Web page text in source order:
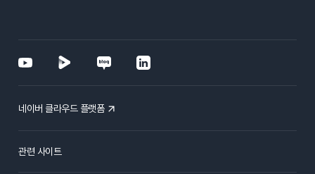
네이버 클라우드 플랫폼
관련 사이트